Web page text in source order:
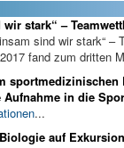
stark“ –
sind wir stark“ –
fand zum dritten
sportmedizinischen
in die
...
auf Exkursion